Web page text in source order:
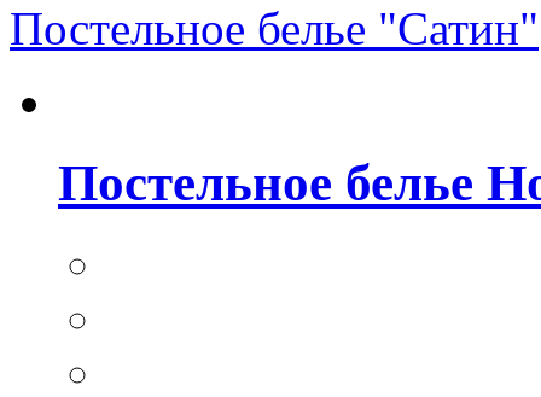
Постельное белье "Сатин"
Постельное белье